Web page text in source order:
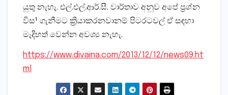
යුතු නැහැ. එල්.එල්.ආර්.සී. වාර්තාව අනුව අපේ ප්‍රශ්න
විස¹ ගැනීමට ක්‍රියාකරනවානම් පිටරටවල් ඒ සඳහා
මැදිහත් වෙන්න අවශ්‍ය නැහැ.
https://www.divaina.com/2013/12/12/news09.ht
ml